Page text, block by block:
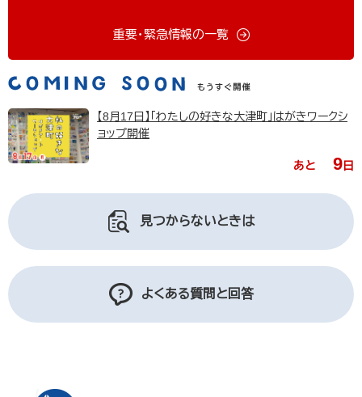
重要・緊急情報の一覧
【8月17日】「わたしの好きな大津町」はがきワークシ
ョップ開催
あと 9日
見つからないときは
よくある質問と回答